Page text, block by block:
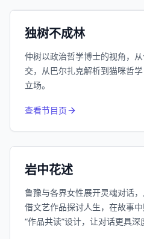
小宇宙 精选
独树不成林
仲树以政治哲学博士的视角，
交，从巴尔扎克解析到猫咪哲
立场。
查看节目页
小宇宙 精选
岩中花述
鲁豫与各界女性展开灵魂对话
借文艺作品探讨人生，在故事
“作品共读”设计，让对话更具深